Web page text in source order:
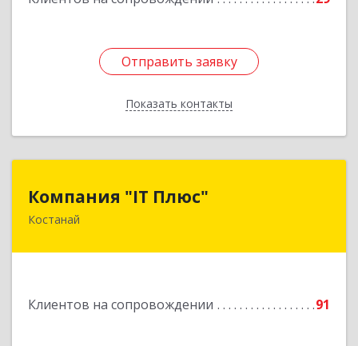
Отправить заявку
Показать контакты
Отправить заявку
Назад
Компания "IT Плюс"
Костанай
Клиентов на сопровождении 91
Казахстан, г. Костанай, ул. Темирбаева 60